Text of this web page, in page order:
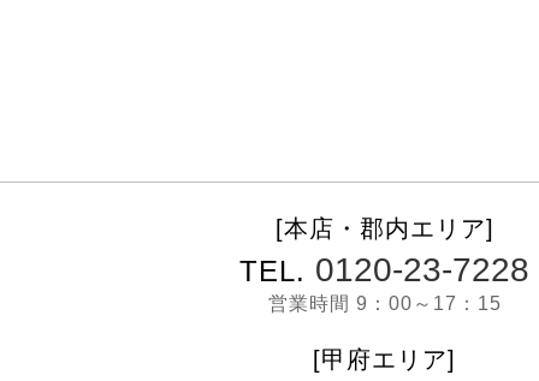
[本店・郡内エリア]
TEL. 0120-23-7228
営業時間 9：00～17：15
[甲府エリア]